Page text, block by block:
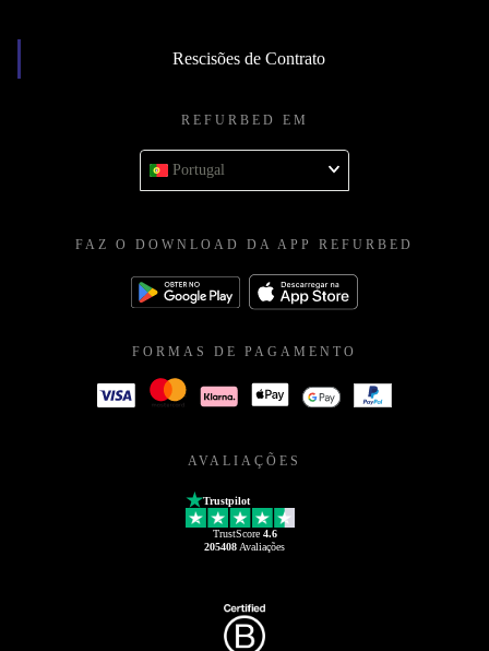
REFURBED EM
FAZ O DOWNLOAD DA APP REFURBED
FORMAS DE PAGAMENTO
AVALIAÇÕES
Trustpilot